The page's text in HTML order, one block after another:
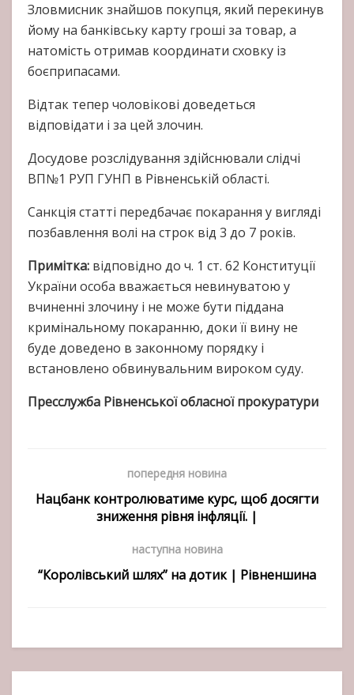
Зловмисник знайшов покупця, який перекинув
йому на банківську карту гроші за товар, а
натомість отримав координати сховку із
боєприпасами.
Відтак тепер чоловікові доведеться
відповідати і за цей злочин.
Досудове розслідування здійснювали слідчі
ВП№1 РУП ГУНП в Рівненській області.
Санкція статті передбачає покарання у вигляді
позбавлення волі на строк від 3 до 7 років.
Примітка: відповідно до ч. 1 ст. 62 Конституції
України особа вважається невинуватою у
вчиненні злочину і не може бути піддана
кримінальному покаранню, доки її вину не
буде доведено в законному порядку і
встановлено обвинувальним вироком суду.
Пресслужба Рівненської обласноїпрокуратури
попередня новина
Нацбанк контролюватиме курс, щоб досягти
зниження рівня інфляції. |
наступна новина
“Королівський шлях” на дотик | Рівненшина